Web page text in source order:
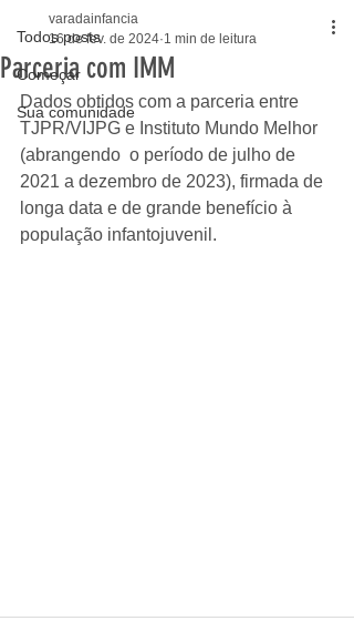
Todos posts
Começar
Sua comunidade
Parceria com IMM
varadainfancia
16 de fev. de 2024 1 min de leitura
Dados obtidos com a parceria entre
TJPR/VIJPG e Instituto Mundo Melhor
(abrangendo  o período de julho de
2021 a dezembro de 2023), firmada de
longa data e de grande benefício à
população infantojuvenil.